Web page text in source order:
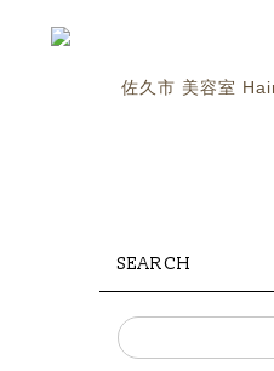
佐久市 美容室
SEARCH